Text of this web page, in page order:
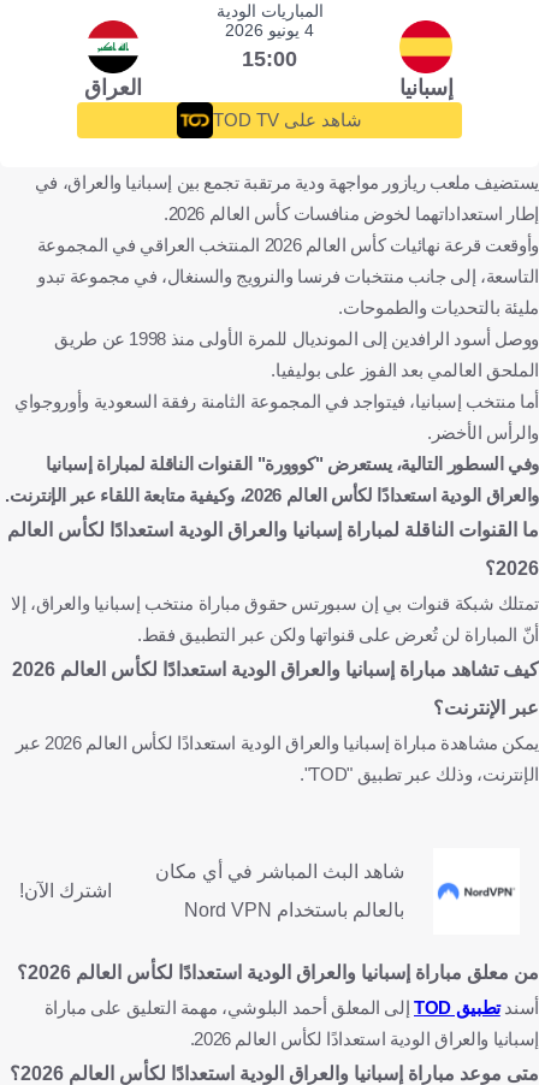
المباريات الودية
إسبانيا
4 يونيو 2026
15:00
العراق
شاهد على TOD TV
يستضيف ملعب ريازور مواجهة ودية مرتقبة تجمع بين إسبانيا والعراق، في
إطار استعداداتهما لخوض منافسات كأس العالم 2026.
وأوقعت قرعة نهائيات كأس العالم 2026 المنتخب العراقي في المجموعة
التاسعة، إلى جانب منتخبات فرنسا والنرويج والسنغال، في مجموعة تبدو
مليئة بالتحديات والطموحات.
ووصل أسود الرافدين إلى المونديال للمرة الأولى منذ 1998 عن طريق
الملحق العالمي بعد الفوز على بوليفيا.
أما منتخب إسبانيا، فيتواجد في المجموعة الثامنة رفقة السعودية وأوروجواي
والرأس الأخضر.
وفي السطور التالية، يستعرض "كووورة" القنوات الناقلة لمباراة إسبانيا
والعراق الودية استعدادًا لكأس العالم 2026، وكيفية متابعة اللقاء عبر الإنترنت.
ما القنوات الناقلة لمباراة إسبانيا والعراق الودية استعدادًا لكأس العالم
2026؟
تمتلك شبكة قنوات بي إن سبورتس حقوق مباراة منتخب إسبانيا والعراق، إلا
أنّ المباراة لن تُعرض على قنواتها ولكن عبر التطبيق فقط.
كيف تشاهد مباراة إسبانيا والعراق الودية استعدادًا لكأس العالم 2026
عبر الإنترنت؟
يمكن مشاهدة مباراة إسبانيا والعراق الودية استعدادًا لكأس العالم 2026 عبر
الإنترنت، وذلك عبر تطبيق "TOD".
شاهد البث المباشر في أي مكان
بالعالم باستخدام Nord VPN
اشترك الآن!
من معلق مباراة إسبانيا والعراق الودية استعدادًا لكأس العالم 2026؟
أسندتطبيق TOD
إلى المعلق أحمد البلوشي، مهمة التعليق على مباراة
إسبانيا والعراق الودية استعدادًا لكأس العالم 2026.
متى موعد مباراة إسبانيا والعراق الودية استعدادًا لكأس العالم 2026؟